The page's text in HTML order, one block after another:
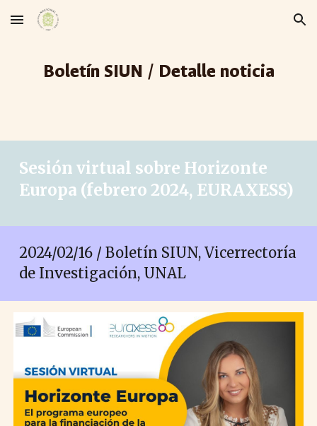
Skip to main content Skip to navigation
Boletín SIUN / Detalle noticia
Sesión virtual sobre Horizonte
Europa (febrero 2024, EURAXESS)
2024/02/16 / Boletín SIUN, Vicerrectoría
de Investigación, UNAL